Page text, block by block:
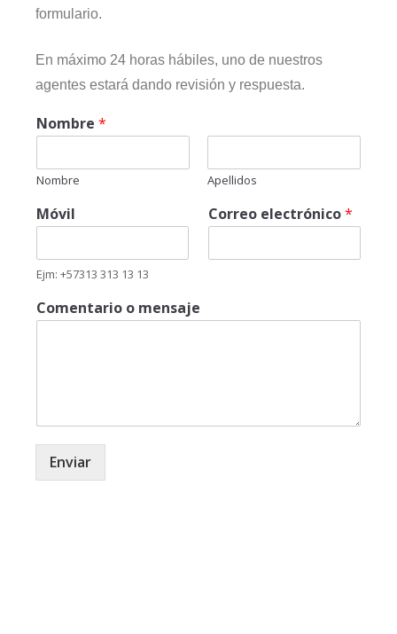
formulario.
En máximo 24 horas hábiles, uno de nuestros
agentes estará dando revisión y respuesta.
Nombre *
Nombre Apellidos
Móvil
Ejm: +57313 313 13 13
Correo electrónico*
Comentario o mensaje
Enviar